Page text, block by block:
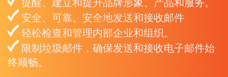
安全、可靠、安全地发送和接收邮件
轻松检查和管理内部企业和组织。
限制垃圾邮件，确保发送和接收电子邮件始
终顺畅。